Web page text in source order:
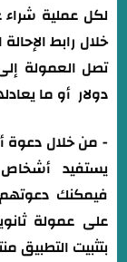
خلال رابط
دولار أو ما
- من خلال دعوة
فيمكنك
بتثبيت التطبيق